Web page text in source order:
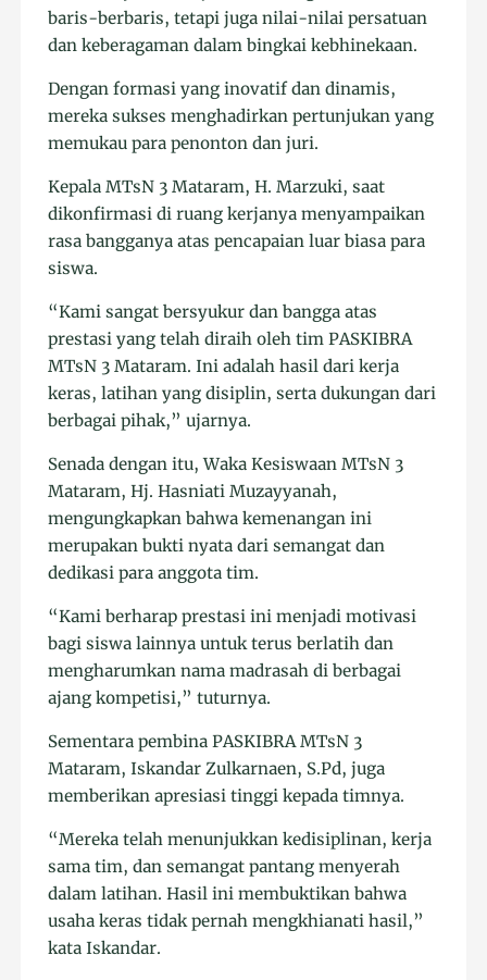
baris-berbaris, tetapi juga nilai-nilai persatuan
dan keberagaman dalam bingkai kebhinekaan.
Dengan formasi yang inovatif dan dinamis,
mereka sukses menghadirkan pertunjukan yang
memukau para penonton dan juri.
Kepala MTsN 3 Mataram, H. Marzuki, saat
dikonfirmasi di ruang kerjanya menyampaikan
rasa bangganya atas pencapaian luar biasa para
siswa.
“Kami sangat bersyukur dan bangga atas
prestasi yang telah diraih oleh tim PASKIBRA
MTsN 3 Mataram. Ini adalah hasil dari kerja
keras, latihan yang disiplin, serta dukungan dari
berbagai pihak,” ujarnya.
Senada dengan itu, Waka Kesiswaan MTsN 3
Mataram, Hj. Hasniati Muzayyanah,
mengungkapkan bahwa kemenangan ini
merupakan bukti nyata dari semangat dan
dedikasi para anggota tim.
“Kami berharap prestasi ini menjadi motivasi
bagi siswa lainnya untuk terus berlatih dan
mengharumkan nama madrasah di berbagai
ajang kompetisi,” tuturnya.
Sementara pembina PASKIBRA MTsN 3
Mataram, Iskandar Zulkarnaen, S.Pd, juga
memberikan apresiasi tinggi kepada timnya.
“Mereka telah menunjukkan kedisiplinan, kerja
sama tim, dan semangat pantang menyerah
dalam latihan. Hasil ini membuktikan bahwa
usaha keras tidak pernah mengkhianati hasil,”
kata Iskandar.